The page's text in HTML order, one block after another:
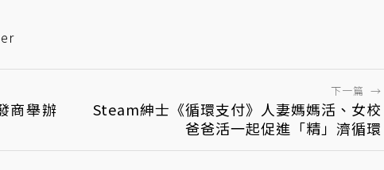
商舉辦
下一篇 →
Steam紳士《循環支付》人妻媽媽活、女校
爸爸活一起促進「精」濟循環